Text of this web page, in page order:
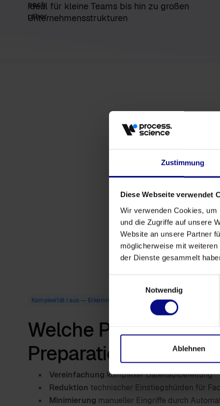
Zustimmung
Diese Webseite verwendet
Wir verwenden Cookies,
und die Zugriffe auf unsere
Website an unsere Partner
möglicherweise mit
der Dienste gesammelt
Notwendig
Ablehnen
Ideal für kleine Teams bis hin zu großen
Unternehmensstrukturen
Komplexität raus — Erkenntnisse rein
Welche Probleme
Preparation Tool?
Vereinfachung komplexer Datenaufbereitung
Reduktion technischer Einstiegshürden für
Minimierung manueller Eingriffe durch